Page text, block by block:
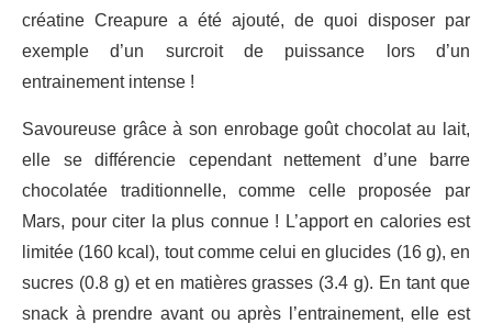
créatine Creapure a été ajouté, de quoi disposer par
exemple d’un surcroit de puissance lors d’un
entrainement intense !
Savoureuse grâce à son enrobage goût chocolat au lait,
elle se différencie cependant nettement d’une barre
chocolatée traditionnelle, comme celle proposée par
Mars, pour citer la plus connue ! L’apport en calories est
limitée (160 kcal), tout comme celui en glucides (16 g), en
sucres (0.8 g) et en matières grasses (3.4 g). En tant que
snack à prendre avant ou après l’entrainement, elle est